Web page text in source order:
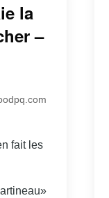
la
–
fait les